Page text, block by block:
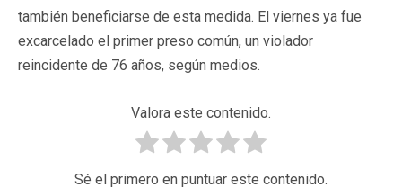
también beneficiarse de esta medida. El viernes ya fue
excarcelado el primer preso común, un violador
reincidente de 76 años, según medios.
Valora este contenido.
Sé el primero en puntuar este contenido.